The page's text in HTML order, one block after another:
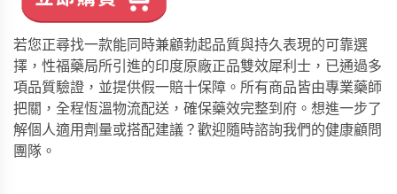
若您正尋找一款能同時兼顧勃起品質與持久表現的可靠選
擇， 性福藥局所引進的印度原廠正品雙效犀利士 ，已通過多
項品質驗證，並提供假一賠十保障。所有商品皆由專業藥師
把關，全程恆溫物流配送，確保藥效完整到府。想進一步了
解個人適用劑量或搭配建議？歡迎隨時諮詢我們的健康顧問
團隊。